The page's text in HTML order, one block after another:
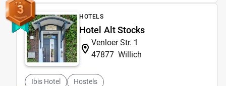
3 HOTELS
Hotel Alt Stocks
Venloer Str. 1
47877 Willich
Ibis Hotel Hostels